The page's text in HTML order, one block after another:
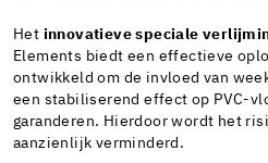
Het innovatieve speciale
Elements biedt een effectieve
ontwikkeld om de invloed van
een stabiliserend effect op PVC-
garanderen. Hierdoor wordt het
aanzienlijk verminderd.